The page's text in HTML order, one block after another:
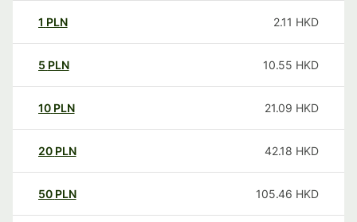
1 PLN 2.11 HKD
5 PLN 10.55 HKD
10 PLN 21.09 HKD
20 PLN 42.18 HKD
50 PLN 105.46 HKD